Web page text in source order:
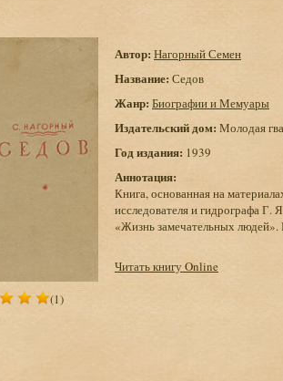
(1)
Автор: Нагорный Семен
Название: Седов
Жанр: Биографии и Мемуары
Издательский дом: Молодая
Год издания: 1939
Аннотация:
Книга, основанная на
исследователя и гидрографа
«Жизнь замечательных
Читать книгу Online